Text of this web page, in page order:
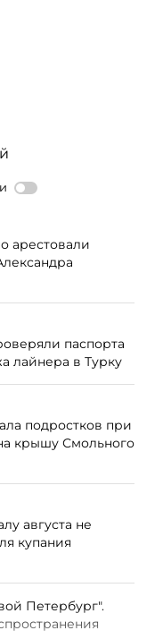
арестовали
паспорта
лайнера в Турку
подростков при
крышу Смольного
августа не
купания
Петербург".